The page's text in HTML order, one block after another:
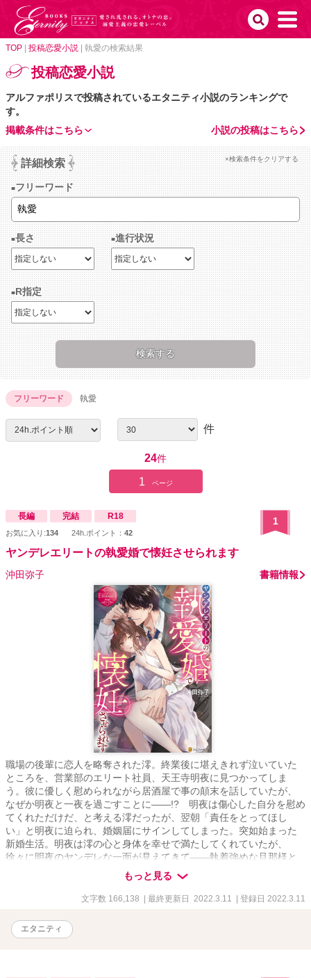
TOP 投稿恋愛小説 執愛の検索結果
投稿恋愛小説
アルファポリスで投稿されているエタニティ小説のランキングで
す。
小説の投稿はこちら
掲載条件はこちら
詳細検索 ×検索条件をクリアする
フリーワード
長さ 進行状況
R指定
フリーワード 執愛
件
24件
1 ページ
長編 完結 R18
お気に入り:134 24h.ポイント： 42
1
ヤンデレエリートの執愛婚で懐妊させられます
沖田弥子 書籍情報
職場の後輩に恋人を略奪された澪。終業後に堪えきれず泣いていた
ところを、営業部のエリート社員、天王寺明夜に見つかってしま
う。彼に優しく慰められながら居酒屋で事の顛末を話していたが、
なぜか明夜と一夜を過ごすことに――!? 明夜は傷心した自分を慰め
てくれただけだ、と考える澪だったが、翌朝「責任をとってほし
い」と明夜に迫られ、婚姻届にサインしてしまった。突如始まった
新婚生活。明夜は澪の心と身体を幸せで満たしてくれていたが、
徐々に明夜のヤンデレな一面が見えてきて――執着強めな旦那様と
の極上溺愛ラブストーリー！もっと見る
文字数 166,138 | 最終更新日 2022.3.11 | 登録日 2022.3.11
エタニティ